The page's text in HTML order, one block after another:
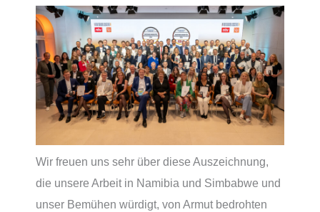
Wir freuen uns sehr über diese Auszeichnung,
die unsere Arbeit in Namibia und Simbabwe und
unser Bemühen würdigt, von Armut bedrohten